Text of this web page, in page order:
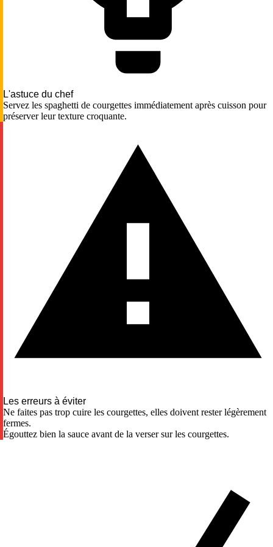
L'astuce du chef
Servez les spaghetti de courgettes immédiatement après cuisson pour
préserver leur texture croquante.
Les erreurs à éviter
Ne faites pas trop cuire les courgettes, elles doivent rester légèrement
fermes.
Égouttez bien la sauce avant de la verser sur les courgettes.